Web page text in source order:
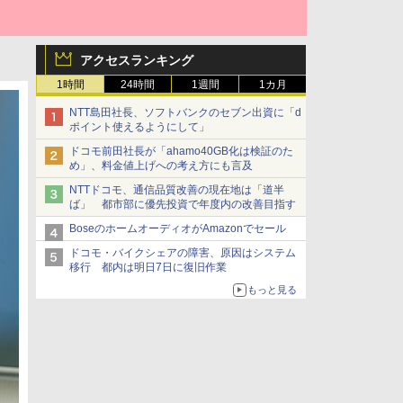
アクセスランキング
1時間 24時間 1週間 1カ月
NTT島田社長、ソフトバンクのセブン出資に「d
ポイント使えるようにして」
ドコモ前田社長が「ahamo40GB化は検証のた
め」、料金値上げへの考え方にも言及
NTTドコモ、通信品質改善の現在地は「道半
ば」 都市部に優先投資で年度内の改善目指す
BoseのホームオーディオがAmazonでセール
ドコモ・バイクシェアの障害、原因はシステム
移行 都内は明日7日に復旧作業
もっと見る